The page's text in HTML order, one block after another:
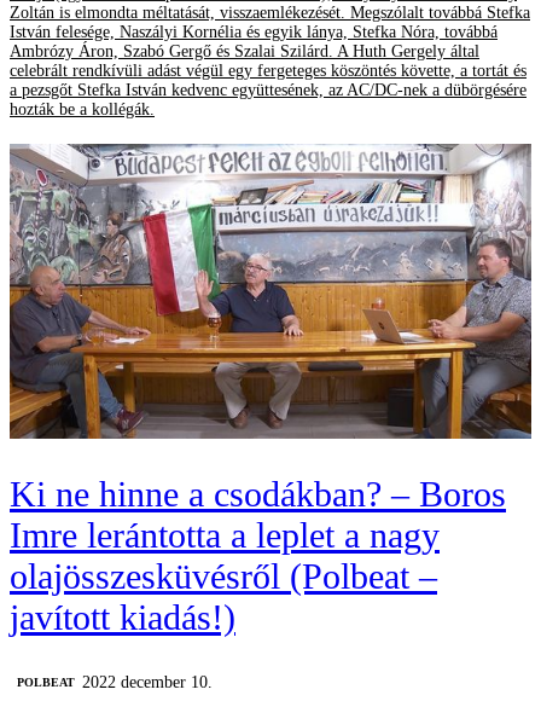
Zoltán is elmondta méltatását, visszaemlékezését. Megszólalt továbbá Stefka
István felesége, Naszályi Kornélia és egyik lánya, Stefka Nóra, továbbá
Ambrózy Áron, Szabó Gergő és Szalai Szilárd. A Huth Gergely által
celebrált rendkívüli adást végül egy fergeteges köszöntés követte, a tortát és
a pezsgőt Stefka István kedvenc együttesének, az AC/DC-nek a dübörgésére
hozták be a kollégák.
Ki ne hinne a csodákban? – Boros
Imre lerántotta a leplet a nagy
olajösszesküvésről (Polbeat –
javított kiadás!)
‎POLBEAT
2022 december 10.